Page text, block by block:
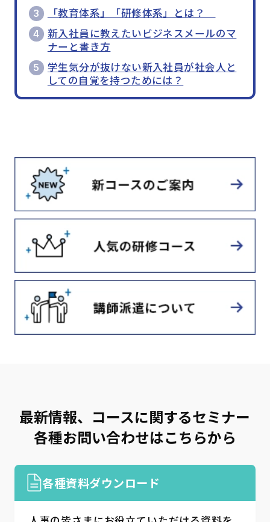
「教育体系」「研修体系」とは？
新入社員に教えたいビジネスメールのマ
ナーと書き方
学生気分が抜けない新入社員が社会人と
しての自覚を持つためには？
最新情報、コースに関するセミナー
各種お問い合わせはこちらから
各種資料ダウンロード